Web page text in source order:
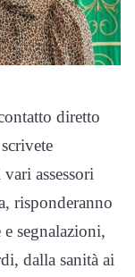
diretto
vari assessori
risponderanno
segnalazioni,
dalla sanità ai